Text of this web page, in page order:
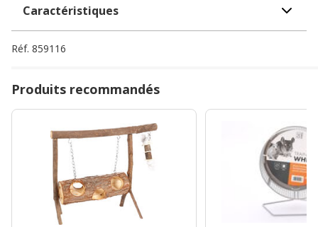
Caractéristiques
Réf. 859116
Produits recommandés